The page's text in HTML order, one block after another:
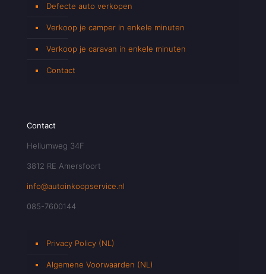
Defecte auto verkopen
Verkoop je camper in enkele minuten
Verkoop je caravan in enkele minuten
Contact
Contact
Heliumweg 34F
3812 RE Amersfoort
info@autoinkoopservice.nl
085-7600144
Privacy Policy (NL)
Algemene Voorwaarden (NL)